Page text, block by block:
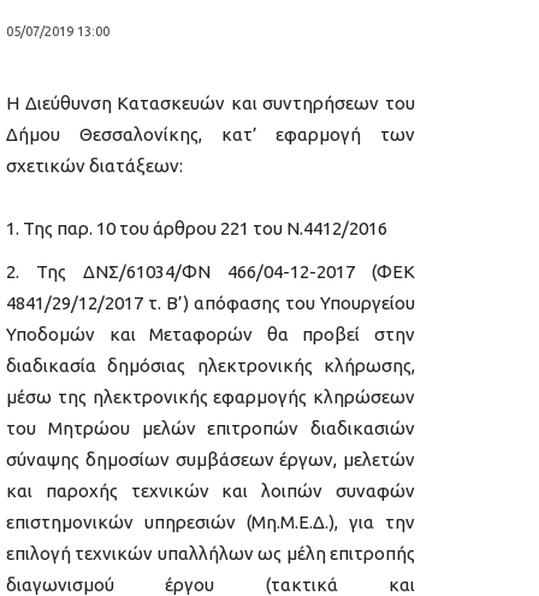
05/07/2019 13:00
Η Διεύθυνση Κατασκευών και συντηρήσεων του
Δήμου Θεσσαλονίκης, κατ’ εφαρμογή των
σχετικών διατάξεων:
Της παρ. 10 του άρθρου 221 του Ν.4412/2016
Της ΔΝΣ/61034/ΦΝ 466/04-12-2017 (ΦΕΚ
4841/29/12/2017 τ. Β’) απόφασης του Υπουργείου
Υποδομών και Μεταφορών θα προβεί στην
διαδικασία δημόσιας ηλεκτρονικής κλήρωσης,
μέσω της ηλεκτρονικής εφαρμογής κληρώσεων
του Μητρώου μελών επιτροπών διαδικασιών
σύναψης δημοσίων συμβάσεων έργων, μελετών
και παροχής τεχνικών και λοιπών συναφών
επιστημονικών υπηρεσιών (Μη.Μ.Ε.Δ.), για την
επιλογή τεχνικών υπαλλήλων ως μέλη επιτροπής
διαγωνισμού έργου (τακτικά και